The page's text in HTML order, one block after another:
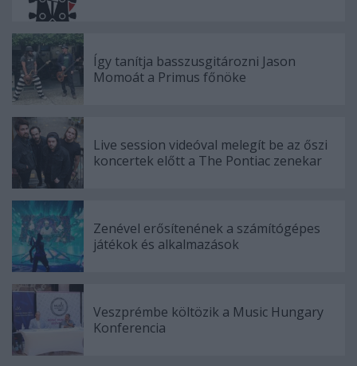
Így tanítja basszusgitározni Jason
Momoát a Primus főnöke
Live session videóval melegít be az őszi
koncertek előtt a The Pontiac zenekar
Zenével erősítenének a számítógépes
játékok és alkalmazások
Veszprémbe költözik a Music Hungary
Konferencia